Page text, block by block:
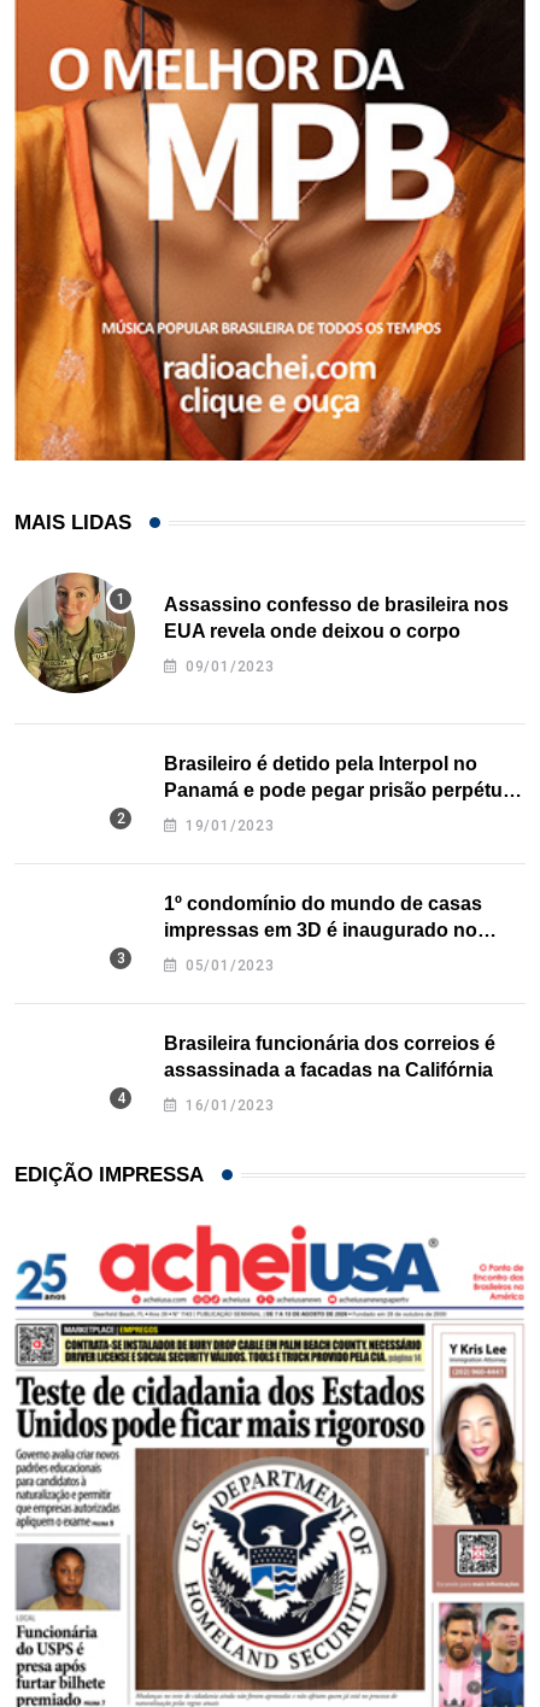
MAIS LIDAS
Assassino confesso de brasileira nos
EUA revela onde deixou o corpo
09/01/2023
Brasileiro é detido pela Interpol no
Panamá e pode pegar prisão perpétua
nos EUA
19/01/2023
1º condomínio do mundo de casas
impressas em 3D é inaugurado no
Texas
05/01/2023
Brasileira funcionária dos correios é
assassinada a facadas na Califórnia
16/01/2023
EDIÇÃO IMPRESSA